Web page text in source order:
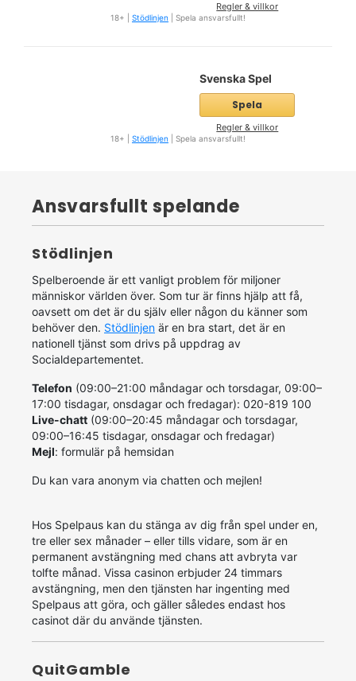
Regler & villkor
18+ | Stödlinjen | Spela ansvarsfullt!
Svenska Spel
Spela
Regler & villkor
18+ | Stödlinjen | Spela ansvarsfullt!
Ansvarsfullt spelande
Stödlinjen
Spelberoende är ett vanligt problem för miljoner
människor världen över. Som tur är finns hjälp att få,
oavsett om det är du själv eller någon du känner som
behöver den. Stödlinjen är en bra start, det är en
nationell tjänst som drivs på uppdrag av
Socialdepartementet.
Telefon (09:00–21:00 måndagar och torsdagar, 09:00–
17:00 tisdagar, onsdagar och fredagar): 020-819 100
Live-chatt (09:00–20:45 måndagar och torsdagar,
09:00–16:45 tisdagar, onsdagar och fredagar)
Mejl: formulär på hemsidan
Du kan vara anonym via chatten och mejlen!
Hos Spelpaus kan du stänga av dig från spel under en,
tre eller sex månader – eller tills vidare, som är en
permanent avstängning med chans att avbryta var
tolfte månad. Vissa casinon erbjuder 24 timmars
avstängning, men den tjänsten har ingenting med
Spelpaus att göra, och gäller således endast hos
casinot där du använde tjänsten.
QuitGamble